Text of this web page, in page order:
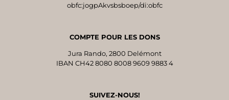
obfc:jogpAkvsbsboep/di:obfc
COMPTE POUR LES DONS
Jura Rando, 2800 Delémont
IBAN CH42 8080 8008 9609 9883 4
SUIVEZ-NOUS!